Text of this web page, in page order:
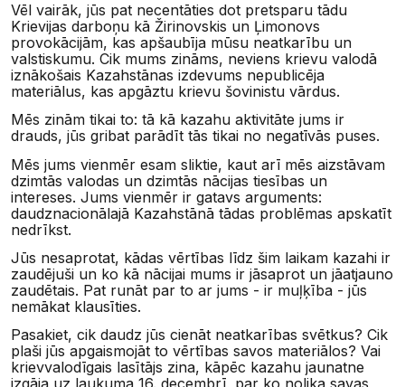
Vēl vairāk, jūs pat necentāties dot pretsparu tādu
Krievijas darboņu kā Žirinovskis un Ļimonovs
provokācijām, kas apšaubīja mūsu neatkarību un
valstiskumu. Cik mums zināms, neviens krievu valodā
iznākošais Kazahstānas izdevums nepublicēja
materiālus, kas apgāztu krievu šovinistu vārdus.
Mēs zinām tikai to: tā kā kazahu aktivitāte jums ir
drauds, jūs gribat parādīt tās tikai no negatīvās puses.
Mēs jums vienmēr esam sliktie, kaut arī mēs aizstāvam
dzimtās valodas un dzimtās nācijas tiesības un
intereses. Jums vienmēr ir gatavs arguments:
daudznacionālajā Kazahstānā tādas problēmas apskatīt
nedrīkst.
Jūs nesaprotat, kādas vērtības līdz šim laikam kazahi ir
zaudējuši un ko kā nācijai mums ir jāsaprot un jāatjauno
zaudētais. Pat runāt par to ar jums - ir muļķība - jūs
nemākat klausīties.
Pasakiet, cik daudz jūs cienāt neatkarības svētkus? Cik
plaši jūs apgaismojāt to vērtības savos materiālos? Vai
krievvalodīgais lasītājs zina, kāpēc kazahu jaunatne